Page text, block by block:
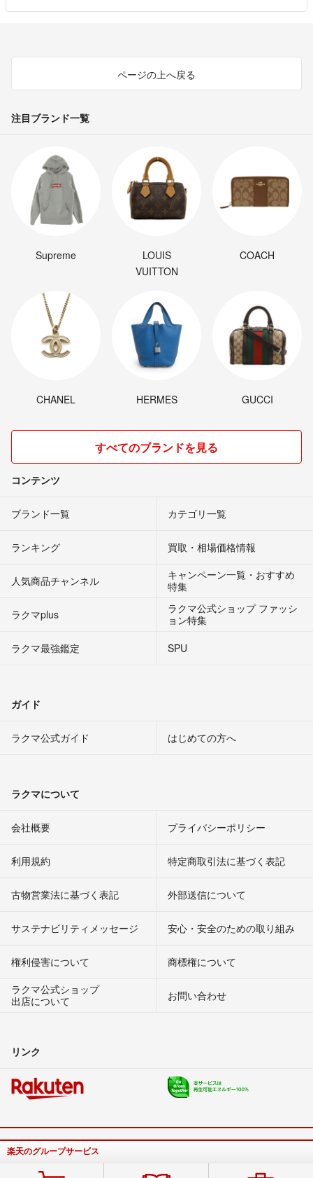
ページの上へ戻る
注目ブランド一覧
Supreme
LOUIS
VUITTON
COACH
CHANEL HERMES GUCCI
すべてのブランドを見る
コンテンツ
ブランド一覧 カテゴリ一覧
ランキング 買取・相場価格情報
人気商品チャンネル
キャンペーン一覧・おすすめ
特集
ラクマplus
ラクマ公式ショップ ファッシ
ョン特集
ラクマ最強鑑定
SPU
ガイド
ラクマ公式ガイド はじめての方へ
ラクマについて
会社概要 プライバシーポリシー
利用規約 特定商取引法に基づく表記
古物営業法に基づく表記 外部送信について
サステナビリティメッセージ 安心・安全のための取り組み
権利侵害について
商標権について
ラクマ公式ショップ
出店について
お問い合わせ
リンク
楽天のグループサービス